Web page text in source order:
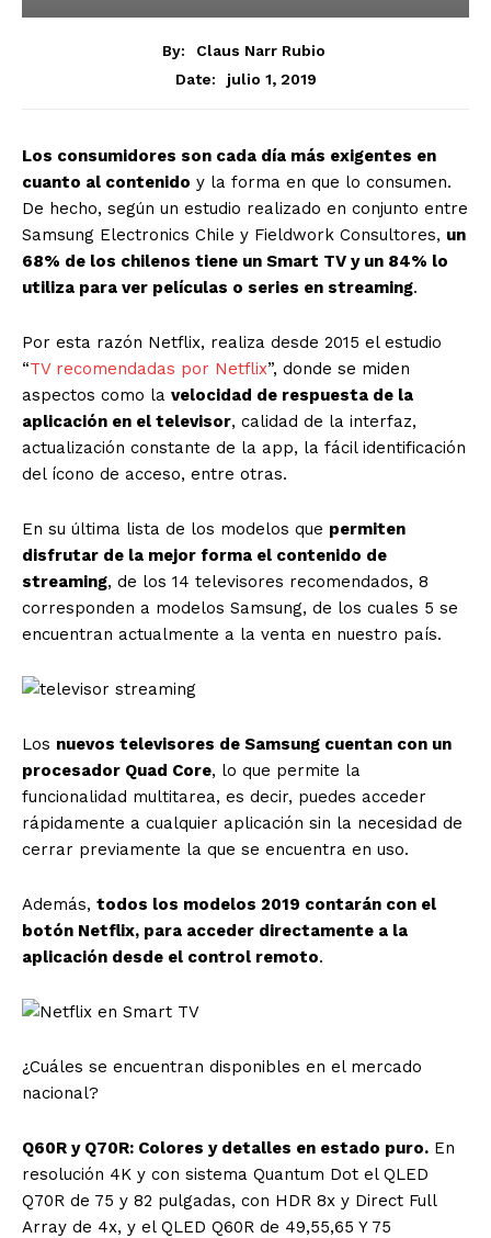
By:
Claus Narr Rubio
Date:
julio 1, 2019
Los consumidores son cada día más exigentes en
cuanto al contenido y la forma en que lo consumen.
De hecho, según un estudio realizado en conjunto entre
Samsung Electronics Chile y Fieldwork Consultores, un
68% de los chilenos tiene un Smart TV y un 84% lo
utiliza para ver películas o series en streaming.
Por esta razón Netflix, realiza desde 2015 el estudio
“TV recomendadas por Netflix”, donde se miden
aspectos como la velocidad de respuesta de la
aplicación en el televisor, calidad de la interfaz,
actualización constante de la app, la fácil identificación
del ícono de acceso, entre otras.
En su última lista de los modelos que permiten
disfrutar de la mejor forma el contenido de
streaming, de los 14 televisores recomendados, 8
corresponden a modelos Samsung, de los cuales 5 se
encuentran actualmente a la venta en nuestro país.
Los nuevos televisores de Samsung cuentan con un
procesador Quad Core, lo que permite la
funcionalidad multitarea, es decir, puedes acceder
rápidamente a cualquier aplicación sin la necesidad de
cerrar previamente la que se encuentra en uso.
Además, todos los modelos 2019 contarán con el
botón Netflix, para acceder directamente a la
aplicación desde el control remoto.
¿Cuáles se encuentran disponibles en el mercado
nacional?
Q60R y Q70R: Colores y detalles en estado puro. En
resolución 4K y con sistema Quantum Dot el QLED
Q70R de 75 y 82 pulgadas, con HDR 8x y Direct Full
Array de 4x, y el QLED Q60R de 49,55,65 Y 75